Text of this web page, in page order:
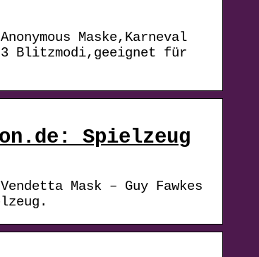
Maske,Karneval
3 Blitzmodi,geeignet für
Spielzeug
Vendetta Mask – Guy Fawkes